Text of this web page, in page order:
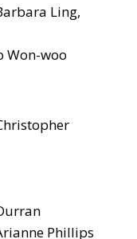
Ling,
Won-woo
Phillips